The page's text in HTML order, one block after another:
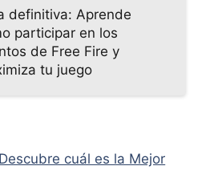
definitiva: Aprende
participar en los
de Free Fire y
tu juego
cuál es la Mejor